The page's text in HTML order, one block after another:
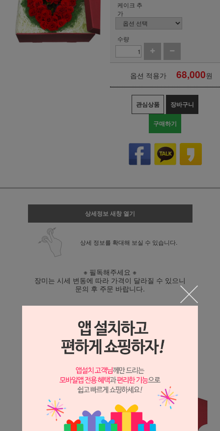
케이크 추
가
수량
옵션 적용가 68,000원
관심상품 장바구니
구매하기
상세정보 새창 열기
상세 정보를 확대해 보실 수 있습니다.
※ 필독해주세요 ※
장미는 시세 변동에 따라 가격이 달라질 수 있으니
문의 후 주문 바랍니다.